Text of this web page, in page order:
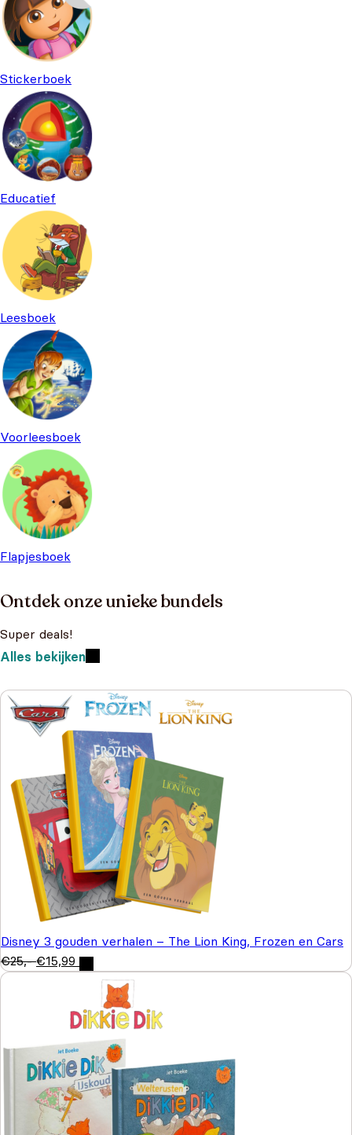
Stickerboek
Educatief
Leesboek
Voorleesboek
Flapjesboek
Ontdek onze unieke bundels
Super deals!
Alles bekijken
Disney 3 gouden verhalen – The Lion King, Frozen en Cars
€25,- €15,99